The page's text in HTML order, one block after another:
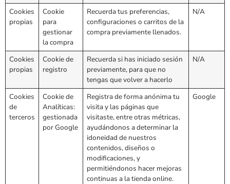
Cookies
propias
Cookie
para
gestionar
la compra
Recuerda tus preferencias,
configuraciones o carritos de la
compra previamente llenados.
N/A
Cookies
propias
Cookie de
registro
Recuerda si has iniciado sesión
previamente, para que no
tengas que volver a hacerlo
N/A
Cookies
de
terceros
Cookie de
Analíticas:
gestionada
por Google
Registra de forma anónima tu
visita y las páginas que
visitaste, entre otras métricas,
ayudándonos a determinar la
idoneidad de nuestros
contenidos, diseños o
modificaciones, y
permitiéndonos hacer mejoras
continuas a la tienda online.
Google